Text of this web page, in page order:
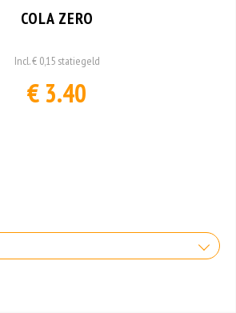
COLA ZERO
Incl. € 0,15 statiegeld
€ 3.40